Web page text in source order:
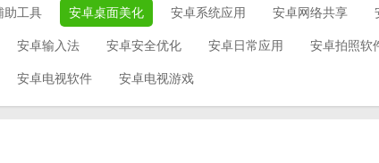
助工具 安卓桌面美化 安卓系统应用 安卓网络共享
安卓输入法 安卓安全优化 安卓日常应用 安卓拍照软
安卓电视软件 安卓电视游戏